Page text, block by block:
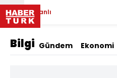
Canlı
Bilgi Gündem Ekonomi